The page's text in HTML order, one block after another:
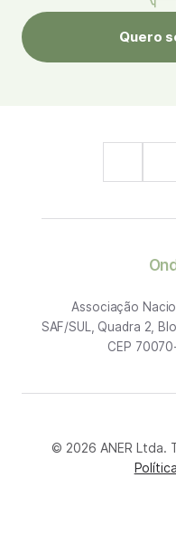
Quero
Associação
SAF/SUL, Quadra 2,
CEP
© 2026 ANER Ltda.